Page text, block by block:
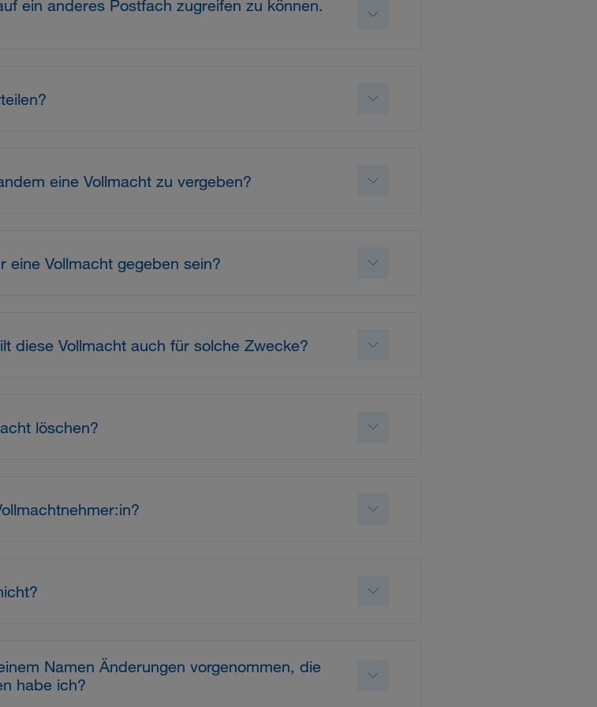
ein anderes Postfach zugreifen zu können.
eine Vollmacht zu vergeben?
eine Vollmacht gegeben sein?
diese Vollmacht auch für solche Zwecke?
löschen?
Namen Änderungen vorgenommen, die
habe ich?